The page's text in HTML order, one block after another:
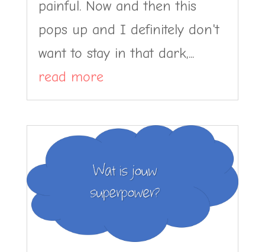
painful. Now and then this
pops up and I definitely don't
want to stay in that dark,...
read more